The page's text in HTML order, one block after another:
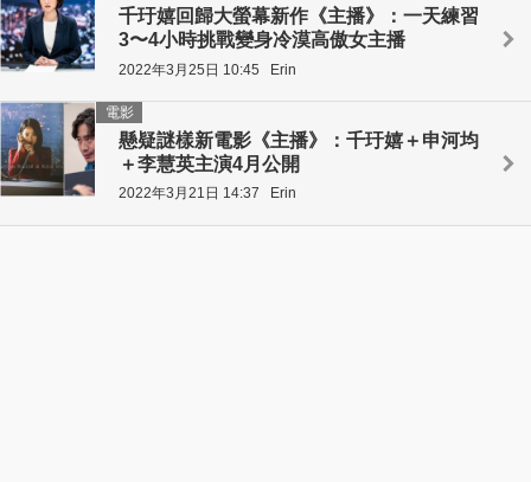
千玗嬉回歸大螢幕新作《主播》：一天練習
3〜4小時挑戰變身冷漠高傲女主播
2022年3月25日 10:45 Erin
懸疑謎樣新電影《主播》：千玗嬉＋申河均
＋李慧英主演4月公開
電影
2022年3月21日 14:37 Erin